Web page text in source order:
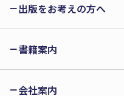
出版をお考えの方へ
書籍案内
会社案内